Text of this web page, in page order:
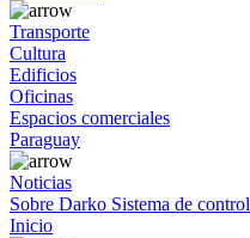
Transporte
Cultura
Edificios
Oficinas
Espacios comerciales
Paraguay
Noticias
Sobre Darko Sistema de control
Inicio